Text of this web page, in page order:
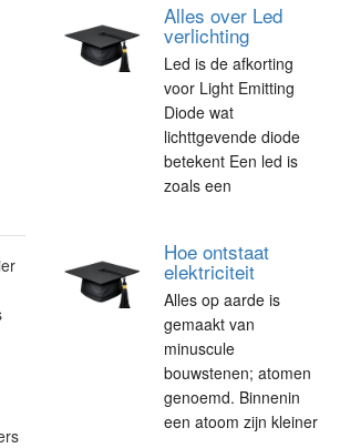
Alles over Led
verlichting
Led is de afkorting
voor Light Emitting
Diode wat
lichttgevende diode
betekent Een led is
zoals een
Hoe ontstaat
elektriciteit
Alles op aarde is
gemaakt van
minuscule
bouwstenen; atomen
genoemd. Binnenin
een atoom zijn kleiner